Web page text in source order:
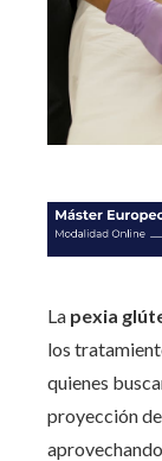
La pexia
los
quienes
proyección